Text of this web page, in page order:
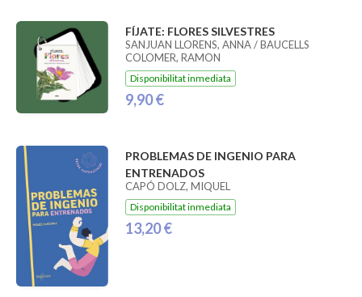
FÍJATE: FLORES SILVESTRES
SANJUAN LLORENS, ANNA / BAUCELLS
COLOMER, RAMON
Disponibilitat inmediata
9,90 €
PROBLEMAS DE INGENIO PARA
ENTRENADOS
CAPÓ DOLZ, MIQUEL
Disponibilitat inmediata
13,20 €